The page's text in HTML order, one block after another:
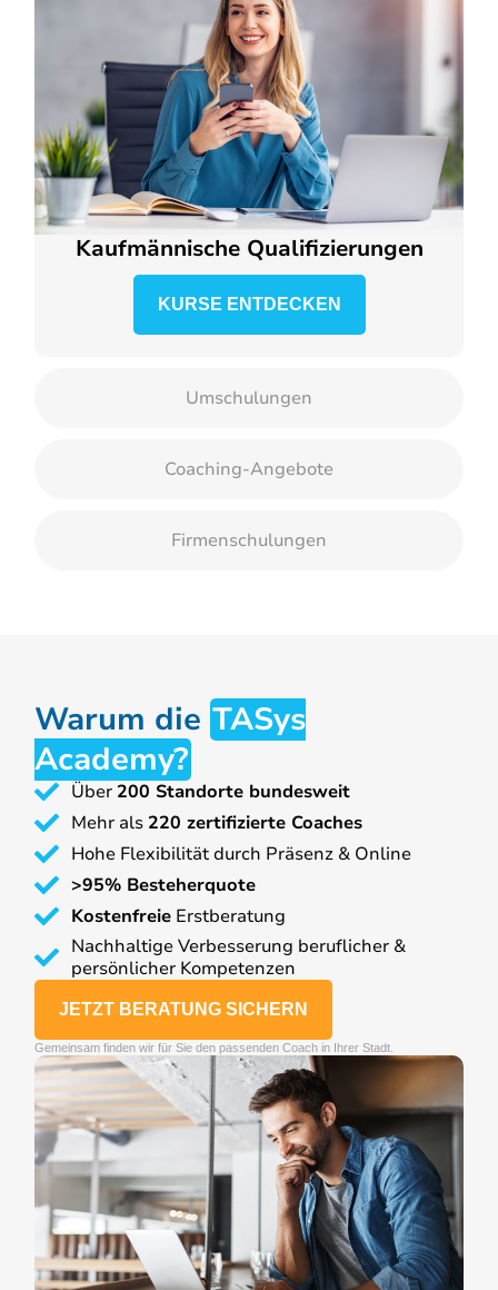
Umschulungen
Coaching-Angebote
Firmenschulungen
Kaufmännische Qualifizierungen
KURSE ENTDECKEN
Warum die TASys
Academy?
Über 200 Standorte bundesweit
Mehr als 220 zertifizierte Coaches
Hohe Flexibilität durch Präsenz & Online
>95% Besteherquote
KostenfreieErstberatung
Nachhaltige Verbesserung beruflicher &
persönlicher Kompetenzen
JETZT BERATUNG SICHERN
Gemeinsam finden wir für Sie den passenden Coach in Ihrer Stadt.